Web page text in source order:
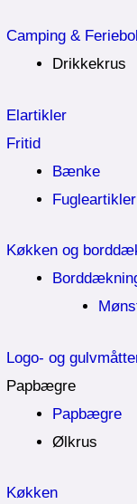
Camping &
Drikkekrus
Elartikler
Fritid
Bænke
Fugleartikler
Køkken og
Logo- og
Papbægre
Papbægre
Ølkrus
Køkken